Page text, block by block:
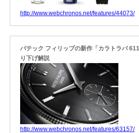
http://www.webchronos.net/features/44073/
パテック フィリップの新作「カラトラバ
り下げ解説
http://www.webchronos.net/features/63157/